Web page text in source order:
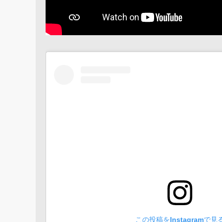
この投稿をInstagramで見